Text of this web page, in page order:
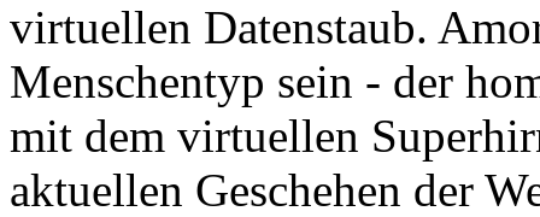
virtuellen Datenstaub.
Menschentyp sein - der
mit dem virtuellen
aktuellen Geschehen der